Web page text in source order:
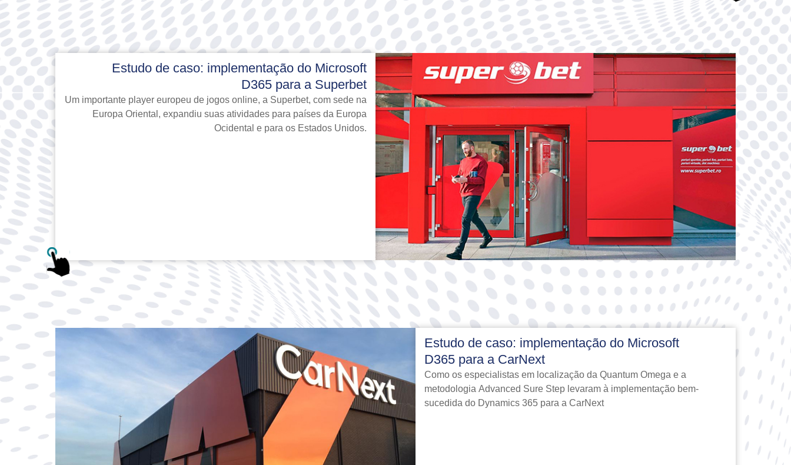
Estudo de caso: implementação do Microsoft
D365 para a Superbet
Um importante player europeu de jogos online, a Superbet, com sede na
Europa Oriental, expandiu suas atividades para países da Europa
Ocidental e para os Estados Unidos.
Estudo de caso: implementação do Microsoft
D365 para a CarNext
Como os especialistas em localização da Quantum Omega e a
metodologia Advanced Sure Step levaram à implementação bem-
sucedida do Dynamics 365 para a CarNext